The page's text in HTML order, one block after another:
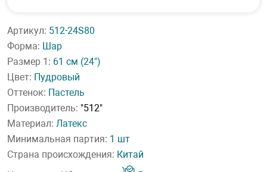
Артикул: 512-24S80
Форма: Шар
Размер 1: 61 см (24")
Цвет: Пудровый
Оттенок: Пастель
Производитель: "512"
Материал: Латекс
Минимальная партия: 1 шт
Страна происхождения: Китай